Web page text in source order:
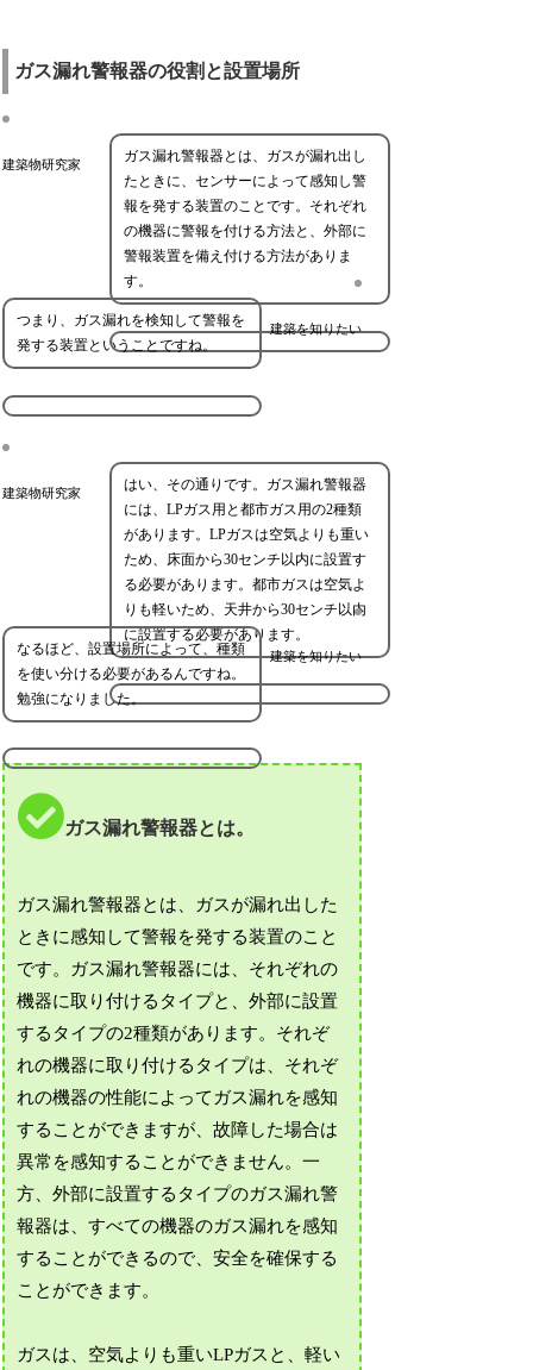
ガス漏れ警報器の役割と設置場所
建築物研究家
ガス漏れ警報器とは、ガスが漏れ出し
たときに、センサーによって感知し警
報を発する装置のことです。それぞれ
の機器に警報を付ける方法と、外部に
警報装置を備え付ける方法がありま
す。
建築を知りたい
つまり、ガス漏れを検知して警報を
発する装置ということですね。
建築物研究家
はい、その通りです。ガス漏れ警報器
には、LPガス用と都市ガス用の2種類
があります。LPガスは空気よりも重い
ため、床面から30センチ以内に設置す
る必要があります。都市ガスは空気よ
りも軽いため、天井から30センチ以内
に設置する必要があります。
建築を知りたい
なるほど、設置場所によって、種類
を使い分ける必要があるんですね。
勉強になりました。
ガス漏れ警報器とは。
ガス漏れ警報器とは、ガスが漏れ出した
ときに感知して警報を発する装置のこと
です。ガス漏れ警報器には、それぞれの
機器に取り付けるタイプと、外部に設置
するタイプの2種類があります。それぞ
れの機器に取り付けるタイプは、それぞ
れの機器の性能によってガス漏れを感知
することができますが、故障した場合は
異常を感知することができません。一
方、外部に設置するタイプのガス漏れ警
報器は、すべての機器のガス漏れを感知
することができるので、安全を確保する
ことができます。
ガスは、空気よりも重いLPガスと、軽い